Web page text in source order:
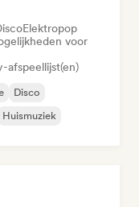
Elektropop
voor
afspeellijst(en)
Disco
Huismuziek